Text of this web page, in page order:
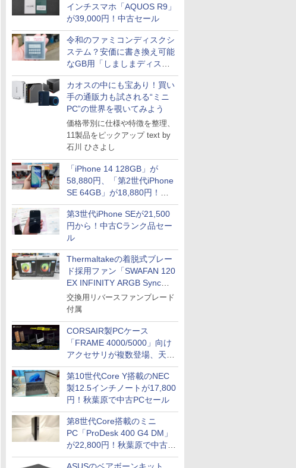
インチスマホ「AQUOS R9」
が39,000円！中古セール
令和のファミコンディスクシ
ステム？安価に書き換え可能
なGB用「しましまディスク
システム」
カオスの中にも宝あり！買い
手の通販力も試される“ミニ
PC”の世界を覗いてみよう
価格帯別に仕様や特徴を整理、
11製品をピックアップ text by
石川 ひさよし
「iPhone 14 128GB」が
58,880円、「第2世代iPhone
SE 64GB」が18,880円！中
古Bランク品セール
第3世代iPhone SEが21,500
円から！中古Cランク品セー
ル
Thermaltakeの着脱式ブレー
ド採用ファン「SWAFAN 120
EX INFINITY ARGB Sync」
に単品パッケージ
交換用リバースファンブレード
付属
CORSAIR製PCケース
「FRAME 4000/5000」向け
アクセサリが複数登場、天然
木製パネルや背面コネクタ対
応トレイなど
第10世代Core Y搭載のNEC
製12.5インチノートが17,800
円！秋葉原で中古PCセール
第8世代Core搭載のミニ
PC「ProDesk 400 G4 DM」
が22,800円！秋葉原で中古
PCセール